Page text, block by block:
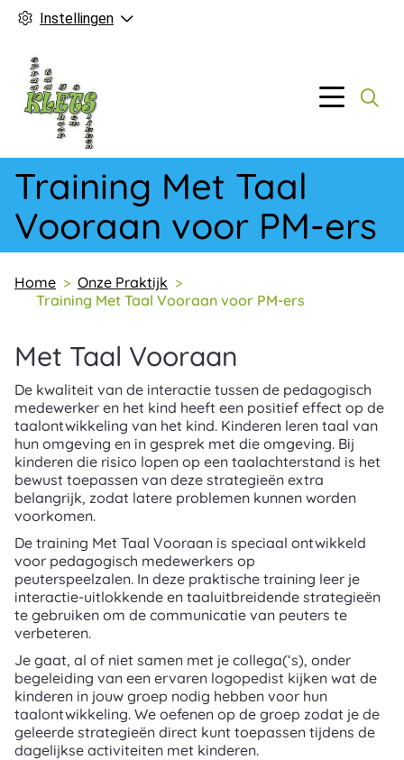
Instellingen
Menu
Home
Onze Praktijk
Training Met Taal Vooraan voor PM-ers
Training Met Taal
Vooraan voor PM-ers
Met Taal Vooraan
De kwaliteit van de interactie tussen de pedagogisch
medewerker en het kind heeft een positief effect op de
taalontwikkeling van het kind. Kinderen leren taal van
hun omgeving en in gesprek met die omgeving. Bij
kinderen die risico lopen op een taalachterstand is het
bewust toepassen van deze strategieën extra
belangrijk, zodat latere problemen kunnen worden
voorkomen.
De training Met Taal Vooraan is speciaal ontwikkeld
voor pedagogisch medewerkers op
peuterspeelzalen. In deze praktische training leer je
interactie-uitlokkende en taaluitbreidende strategieën
te gebruiken om de communicatie van peuters te
verbeteren.
Je gaat, al of niet samen met je collega(‘s), onder
begeleiding van een ervaren logopedist kijken wat de
kinderen in jouw groep nodig hebben voor hun
taalontwikkeling. We oefenen op de groep zodat je de
geleerde strategieën direct kunt toepassen tijdens de
dagelijkse activiteiten met kinderen.